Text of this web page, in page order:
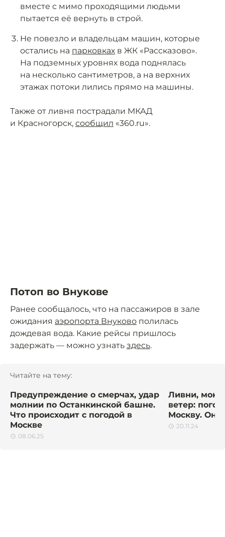
вместе с мимо проходящими людьми
пытается её вернуть в строй.
Не повезло и владельцам машин, которые
остались на парковках в ЖК «Рассказово».
На подземных уровнях вода поднялась
на несколько сантиметров, а на верхних
этажах потоки лились прямо на машины.
Также от ливня пострадали МКАД
и Красногорск, сообщил «360.ru».
Потоп во Внукове
Ранее сообщалось, что на пассажиров в зале
ожидания аэропорта Внуково полилась
дождевая вода. Какие рейсы пришлось
задержать — можно узнать здесь.
Читайте на тему:
Предупреждение о смерчах, удар
молнии по Останкинской башне.
Что происходит с погодой в
Москве
08.06.25
Ливни,
ветер:
Москву. Он
20.11.24